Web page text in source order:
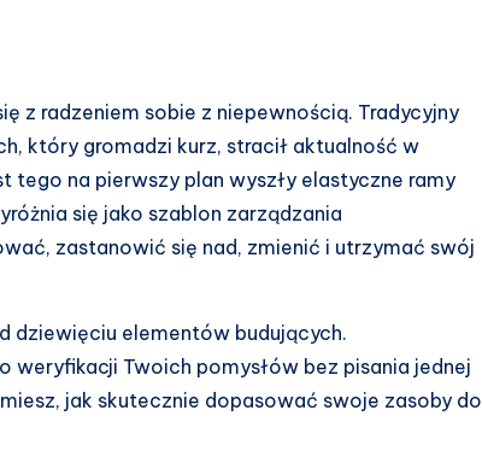
z radzeniem sobie z niepewnością. Tradycyjny
który gromadzi kurz, stracił aktualność w
na pierwszy plan wyszły elastyczne ramy
się jako szablon zarządzania
zastanowić się nad, zmienić i utrzymać swój
dziewięciu elementów budujących.
weryfikacji Twoich pomysłów bez pisania jednej
jak skutecznie dopasować swoje zasoby do